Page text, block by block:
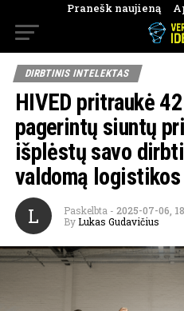
Pranešk naujieną
DIRBTINIS INTELEKTAS
HIVED pritraukė
pagerintų siuntų
išplėstų savo
valdomą
L Paskelbta - 2025-07-06,
By Lukas Gudavičius